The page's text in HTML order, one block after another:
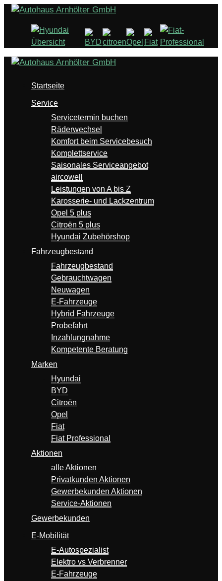
Startseite
Service
Servicetermin buchen
Räderwechsel
Komfort beim Servicebesuch
Komplettservice
Saisonales Serviceangebot
aircowell
Leistungen von A bis Z
Karosserie- und Lackzentrum
Opel 5 plus
Citroën 5 plus
Hyundai Zubehörshop
Fahrzeugbestand
Fahrzeugbestand
Gebrauchtwagen
Neuwagen
E-Fahrzeuge
Hybrid Fahrzeuge
Probefahrt
Inzahlungnahme
Kompetente Beratung
Marken
Hyundai
BYD
Citroën
Opel
Fiat
Fiat Professional
Aktionen
alle Aktionen
Privatkunden Aktionen
Gewerbekunden Aktionen
Service-Aktionen
Gewerbekunden
E-Mobilität
E-Autospezialist
Elektro vs Verbrenner
E-Fahrzeuge